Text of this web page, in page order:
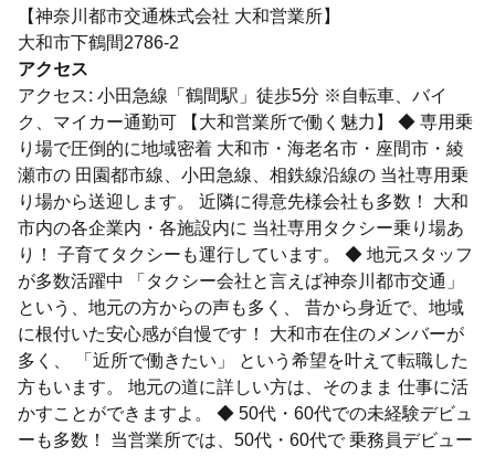
【神奈川都市交通株式会社 大和営業所】
大和市下鶴間2786-2
アクセス
アクセス: 小田急線「鶴間駅」徒歩5分 ※自転車、バイ
ク、マイカー通勤可 【大和営業所で働く魅力】 ◆ 専用乗
り場で圧倒的に地域密着 大和市・海老名市・座間市・綾
瀬市の 田園都市線、小田急線、相鉄線沿線の 当社専用乗
り場から送迎します。 近隣に得意先様会社も多数！ 大和
市内の各企業内・各施設内に 当社専用タクシー乗り場あ
り！ 子育てタクシーも運行しています。 ◆ 地元スタッフ
が多数活躍中 「タクシー会社と言えば神奈川都市交通」
という、地元の方からの声も多く、 昔から身近で、地域
に根付いた安心感が自慢です！ 大和市在住のメンバーが
多く、 「近所で働きたい」 という希望を叶えて転職した
方もいます。 地元の道に詳しい方は、そのまま 仕事に活
かすことができますよ。 ◆ 50代・60代での未経験デビュ
ーも多数！ 当営業所では、50代・60代で 乗務員デビュー